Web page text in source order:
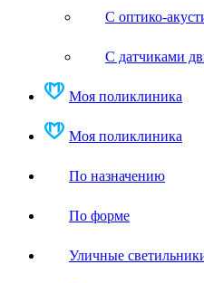
С оптико-
С датчиками
Моя поликлиника
Моя поликлиника
По назначению
По форме
Уличные